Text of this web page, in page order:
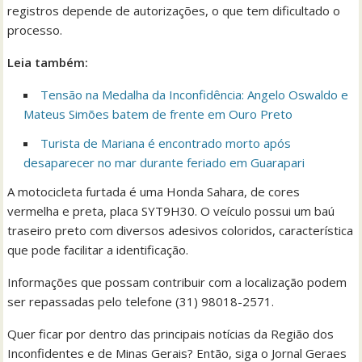
registros depende de autorizações, o que tem dificultado o
processo.
Leia também:
Tensão na Medalha da Inconfidência: Angelo Oswaldo e
Mateus Simões batem de frente em Ouro Preto
Turista de Mariana é encontrado morto após
desaparecer no mar durante feriado em Guarapari
A motocicleta furtada é uma Honda Sahara, de cores
vermelha e preta, placa SYT9H30. O veículo possui um baú
traseiro preto com diversos adesivos coloridos, característica
que pode facilitar a identificação.
Informações que possam contribuir com a localização podem
ser repassadas pelo telefone (31) 98018-2571.
Quer ficar por dentro das principais notícias da Região dos
Inconfidentes e de Minas Gerais? Então, siga o Jornal Geraes